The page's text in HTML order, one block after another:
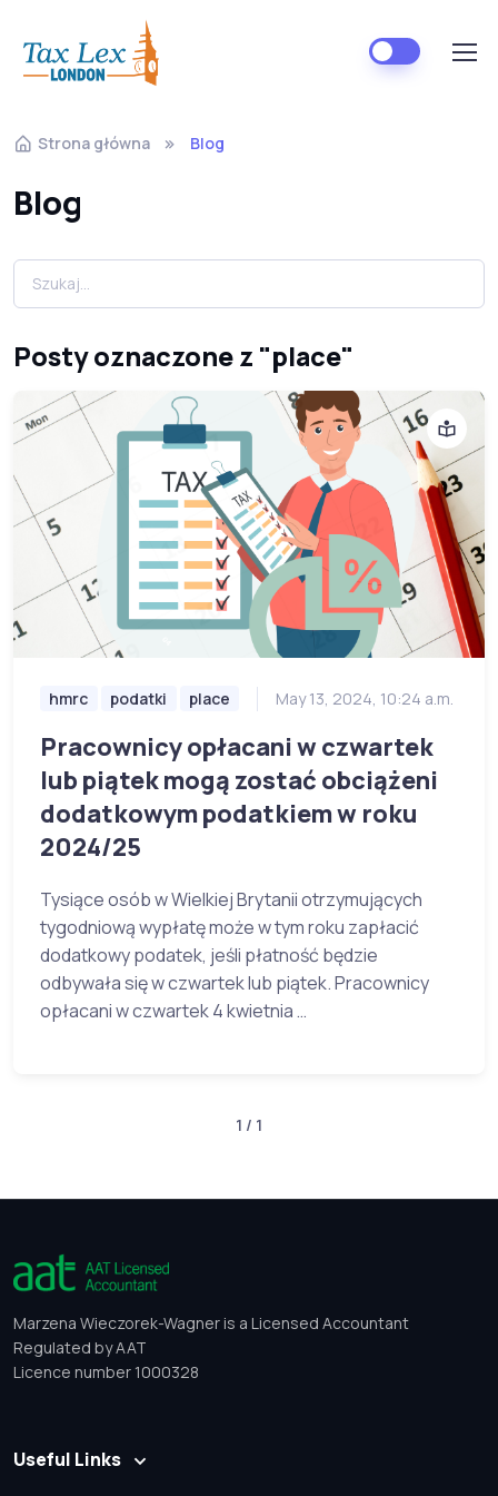
Strona główna Blog
Blog
Posty oznaczone z "place"
hmrc podatki place May 13, 2024, 10:24 a.m.
Pracownicy opłacani w czwartek
lub piątek mogą zostać obciążeni
dodatkowym podatkiem w roku
2024/25
Tysiące osób w Wielkiej Brytanii otrzymujących
tygodniową wypłatę może w tym roku zapłacić
dodatkowy podatek, jeśli płatność będzie
odbywała się w czwartek lub piątek. Pracownicy
opłacani w czwartek 4 kwietnia …
1 / 1
Marzena Wieczorek-Wagner is a Licensed Accountant
Regulated by AAT
Licence number 1000328
Useful Links